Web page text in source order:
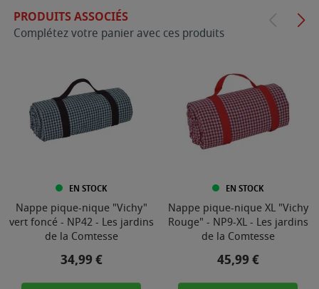
PRODUITS ASSOCIÉS
Complétez votre panier avec ces produits
EN STOCK
Nappe pique-nique "Vichy"
vert foncé - NP42 - Les jardins
de la Comtesse
Prix
34,99 €
EN STOCK
Nappe pique-nique XL "Vichy
Rouge" - NP9-XL - Les jardins
de la Comtesse
Prix
45,99 €